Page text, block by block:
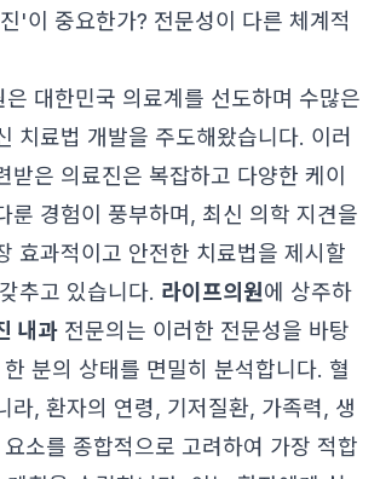
'이 중요한가? 전문성이 다른 체계적
은 대한민국 의료계를 선도하며 수많은
치료법 개발을 주도해왔습니다. 이러
받은 의료진은 복잡하고 다양한 케이
룬 경험이 풍부하며, 최신 의학 지견을
효과적이고 안전한 치료법을 제시할
추고 있습니다. 라이프의원에 상주하
내과 전문의는 이러한 전문성을 바탕
분의 상태를 면밀히 분석합니다. 혈
라, 환자의 연령, 기저질환, 가족력, 생
소를 종합적으로 고려하여 가장 적합